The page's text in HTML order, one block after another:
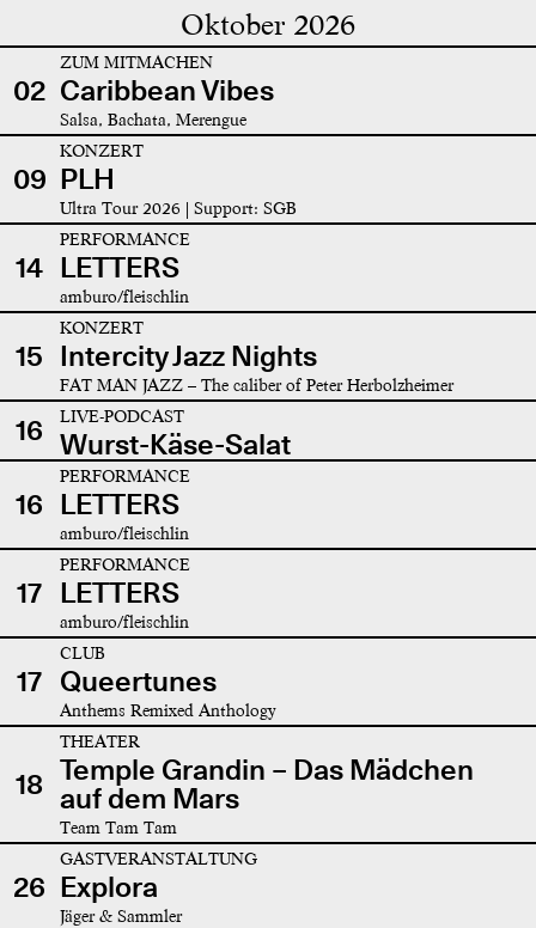
Oktober 2026
02
ZUM MITMACHEN
Caribbean Vibes
Salsa, Bachata, Merengue
09
KONZERT
PLH
Ultra Tour 2026 | Support: SGB
14
PERFORMANCE
LETTERS
amburo/fleischlin
15
KONZERT
Intercity Jazz Nights
FAT MAN JAZZ – The caliber of Peter Herbolzheimer
16 LIVE-PODCAST
Wurst-Käse-Salat
16
PERFORMANCE
LETTERS
amburo/fleischlin
17
PERFORMANCE
LETTERS
amburo/fleischlin
17
CLUB
Queertunes
Anthems Remixed Anthology
18
THEATER
Temple Grandin – Das Mädchen
auf dem Mars
Team Tam Tam
26
GASTVERANSTALTUNG
Explora
Jäger & Sammler